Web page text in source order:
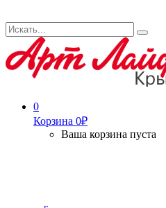
Search
0
Корзина 0₽
Ваша корзина пуста